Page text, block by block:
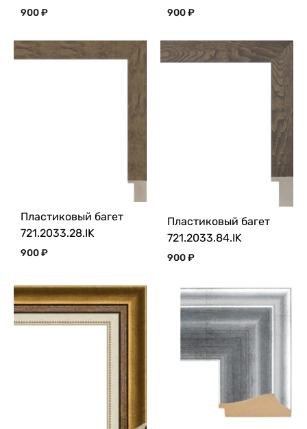
900₽ 900₽
Пластиковый багет
721.2033.28.IK
900₽
Пластиковый багет
721.2033.84.IK
900₽